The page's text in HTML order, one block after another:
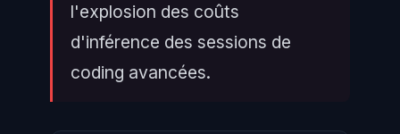
l'explosion des coûts
d'inférence des sessions de
coding avancées.